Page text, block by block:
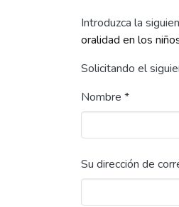
Introduzca la
oralidad en los
Solicitando el
Nombre *
Su dirección de